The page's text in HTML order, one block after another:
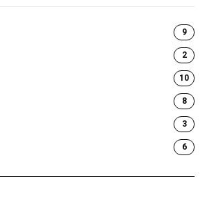
9
2
10
8
3
6